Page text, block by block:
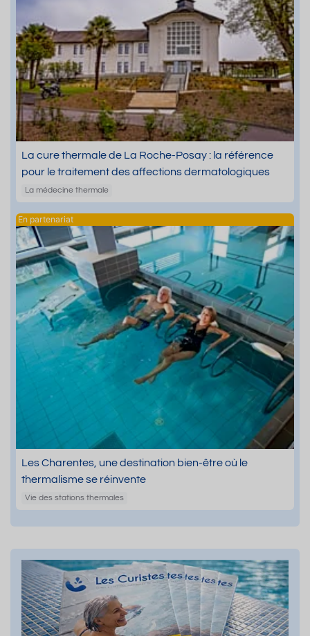
La cure thermale de La Roche-Posay : la référence
pour le traitement des affections dermatologiques
La médecine thermale
Les Charentes, une destination bien-être où le
thermalisme se réinvente
Vie des stations thermales